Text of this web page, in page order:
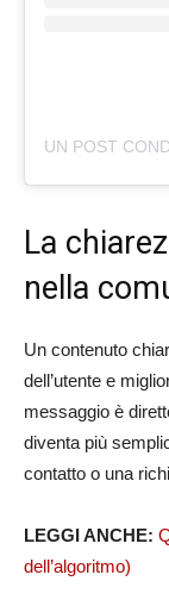
La
nella
Un contenuto
dell’utente e
messaggio è
diventa più
contatto o una
LEGGI ANCHE:
dell’algoritmo)